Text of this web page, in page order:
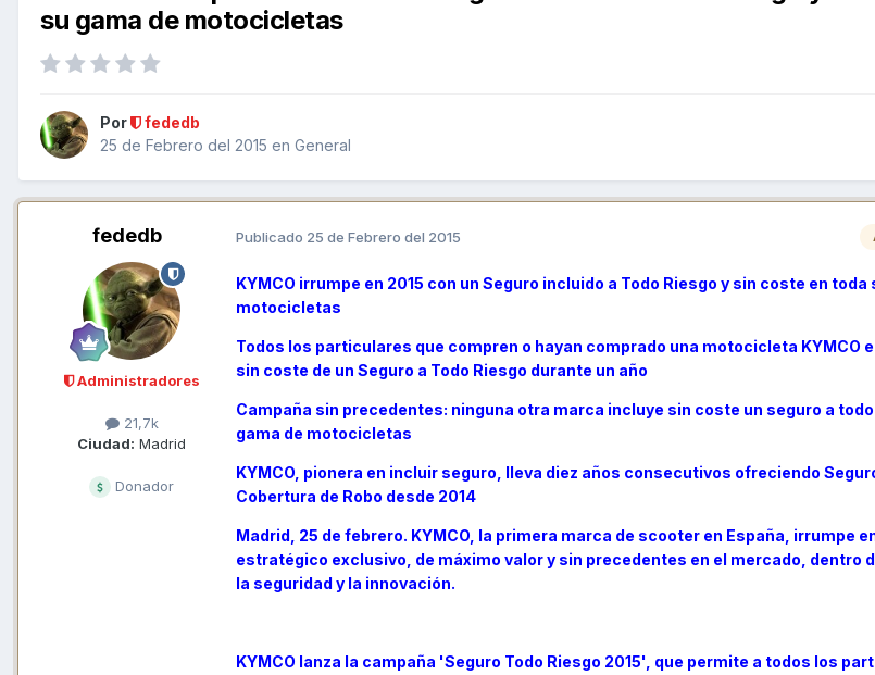
su gama de motocicletas
Por
fededb
25 de Febrero del 2015 en General
fededb
Administradores
21,7k
Ciudad: Madrid
Donador
Publicado 25 de Febrero del 2015
KYMCO irrumpe en 2015 con un Seguro incluido a Todo Riesgo y sin coste en toda
motocicletas
Todos los particulares que compren o hayan comprado una ​motocicleta KYMCO
sin coste de un Seguro a Todo Riesgo durante un año
Campaña sin precedentes: ninguna otra marca incluye sin coste un seguro a
gama de motocicletas
KYMCO, pionera en incluir seguro, lleva diez años consecutivos ofreciendo
Cobertura de Robo desde 2014
Madrid, 25 de febrero. KYMCO, la primera marca de scooter en España, irrumpe
estratégico exclusivo, de máximo valor y sin precedentes en el mercado, dentro
la seguridad y la innovación.
KYMCO lanza la campaña 'Seguro Todo Riesgo 2015', que permite a todos los